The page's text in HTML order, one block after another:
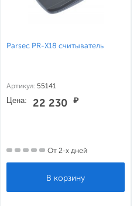
Parsec PR-X18 считыватель
Артикул: 55141
Цена: 22 230 ₽
От 2-х дней